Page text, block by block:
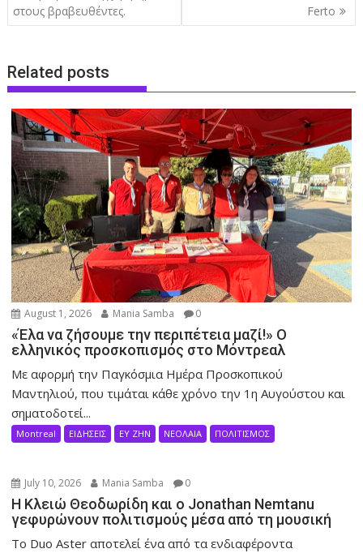
στους βραβευθέντες.
Ferto
Related posts
August 1, 2026 Mania Samba 0
«Έλα να ζήσουμε την περιπέτεια μαζί!» Ο
ελληνικός προσκοπισμός στο Μόντρεαλ
Με αφορμή την Παγκόσμια Ημέρα Προσκοπικού
Μαντηλιού, που τιμάται κάθε χρόνο την 1η Αυγούστου και
σηματοδοτεί...
Montreal ΕΙΔΗΣΕΙΣ ΕΥ ΖΗΝ ΝΕΟΛΑΙΑ ΠΟΛΙΤΙΣΜΟΣ
July 10, 2026 Mania Samba 0
Η Κλειώ Θεοδωρίδη και ο Jonathan Nemtanu
γεφυρώνουν πολιτισμούς μέσα από τη μουσική
Το Duo Aster αποτελεί ένα από τα ενδιαφέροντα